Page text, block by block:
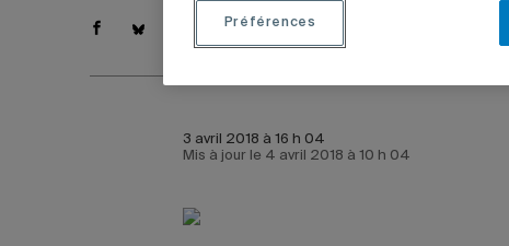
3 avril 2018 à 16 h 04
Mis à jour le 4 avril 2018 à 10 h 04
Préférences